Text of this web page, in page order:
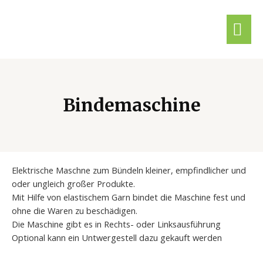
Bindemaschine
Elektrische Maschne zum Bündeln kleiner, empfindlicher und
oder ungleich großer Produkte.
Mit Hilfe von elastischem Garn bindet die Maschine fest und
ohne die Waren zu beschädigen.
Die Maschine gibt es in Rechts- oder Linksausführung
Optional kann ein Untwergestell dazu gekauft werden